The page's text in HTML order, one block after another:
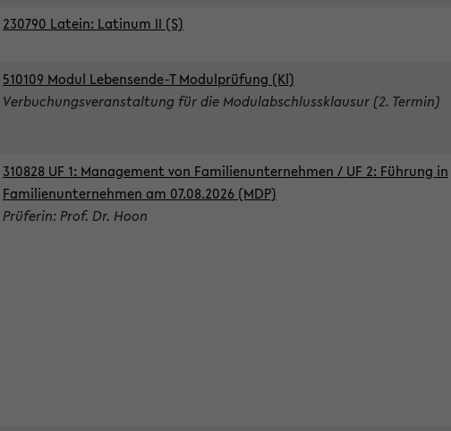
230790 Latein: Latinum II (S)
510109 Modul Lebensende-T Modulprüfung (Kl)
Verbuchungsveranstaltung für die Modulabschlussklausur (2. Termin)
310828 UF 1: Management von Familienunternehmen / UF 2: Führung in
Familienunternehmen am 07.08.2026 (MDP)
Prüferin: Prof. Dr. Hoon